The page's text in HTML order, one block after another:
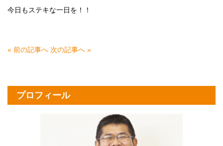
今日もステキな一日を！！
« 前の記事へ 次の記事へ »
プロフィール